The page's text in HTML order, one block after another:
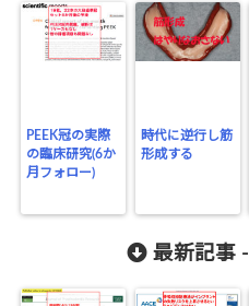
PEEK冠の実際
の臨床研究(6か
月フォロー)
時代に逆行し筋
形成する
最新記事 -